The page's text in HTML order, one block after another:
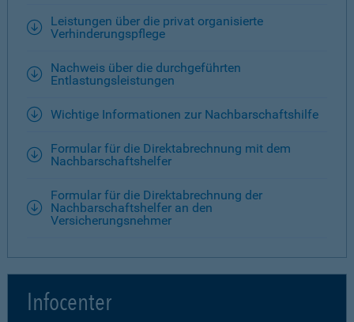
Leistungen über die privat organisierte
Verhinderungspflege
Nachweis über die durchgeführten
Entlastungsleistungen
Wichtige Informationen zur Nachbarschaftshilfe
Formular für die Direktabrechnung mit dem
Nachbarschaftshelfer
Formular für die Direktabrechnung der
Nachbarschaftshelfer an den
Versicherungsnehmer
Infocenter